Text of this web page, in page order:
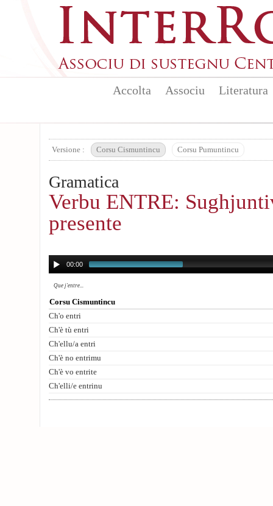
Accolta Associu Literatura
Versione : Corsu Cismuntincu Corsu Pumuntincu
Gramatica
Verbu ENTRE:
presente
00:00
Que j'entre...
Corsu Cismuntincu
Ch'o entri
Ch'è tù entri
Ch'ellu/a entri
Ch'è no entrimu
Ch'è vo entrite
Ch'elli/e entrinu